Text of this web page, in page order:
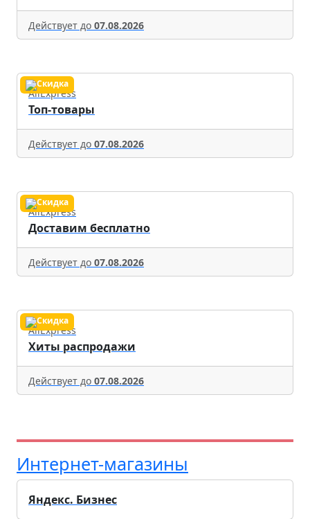
Действует до 07.08.2026
AliExpress
Топ-товары
Действует до 07.08.2026
AliExpress
Доставим бесплатно
Действует до 07.08.2026
AliExpress
Хиты распродажи
Действует до 07.08.2026
Интернет-магазины
Яндекс. Бизнес